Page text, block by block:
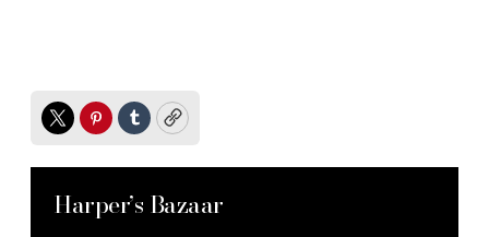
TwitterPinterest
TumblrCopy
Harper’s Bazaar